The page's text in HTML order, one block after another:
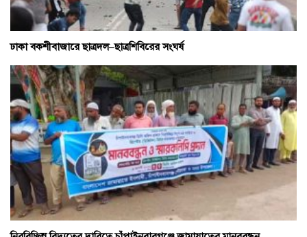
ঢাকা বকশীবাজারে ছাত্রদল–ছাত্রশিবিরের সংঘর্ষ